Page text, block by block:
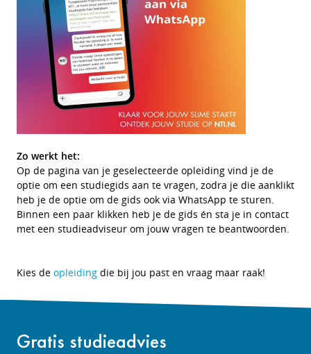
Zo werkt het:
Op de pagina van je geselecteerde opleiding vind je de
optie om een studiegids aan te vragen, zodra je die aanklikt
heb je de optie om de gids ook via WhatsApp te sturen.
Binnen een paar klikken heb je de gids én sta je in contact
met een studieadviseur om jouw vragen te beantwoorden.
Kies de opleiding die bij jou past en vraag maar raak!
Gratis studieadvies